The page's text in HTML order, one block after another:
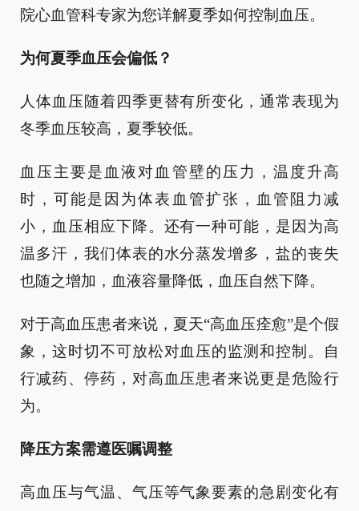
院心血管科专家为您详解夏季如何控制血压。
为何夏季血压会偏低？
人体血压随着四季更替有所变化，通常表现为
冬季血压较高，夏季较低。
血压主要是血液对血管壁的压力，温度升高
时，可能是因为体表血管扩张，血管阻力减
小，血压相应下降。还有一种可能，是因为高
温多汗，我们体表的水分蒸发增多，盐的丧失
也随之增加，血液容量降低，血压自然下降。
对于高血压患者来说，夏天“高血压痊愈”是个假
象，这时切不可放松对血压的监测和控制。自
行减药、停药，对高血压患者来说更是危险行
为。
降压方案需遵医嘱调整
高血压与气温、气压等气象要素的急剧变化有